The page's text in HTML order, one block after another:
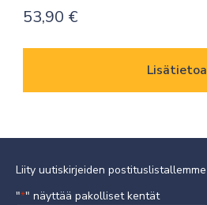
53,90 €
Lisätietoa
Liity uutiskirjeiden postituslistallemme
"*" näyttää pakolliset kentät